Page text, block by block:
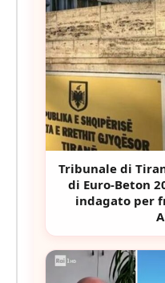
Tribunale di
di Euro-Beton
indagato per